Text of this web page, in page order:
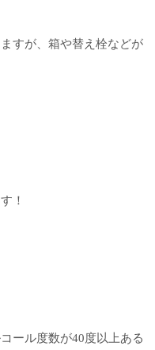
すが、箱や替え栓などが
！
ール度数が40度以上ある